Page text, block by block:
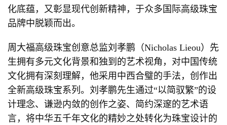
化底蕴，又彰显现代创新精神，于众多国际高级珠宝
品牌中脱颖而出。
周大福高级珠宝创意总监刘孝鹏（Nicholas Lieou）先
生拥有多元文化背景和独到的艺术视角，对中国传统
文化拥有深刻理解，他采用中西合璧的手法，创作出
全新高级珠宝系列。刘孝鹏先生通过“以简驭繁”的设
计理念、谦逊内敛的创作之姿、简约深邃的艺术语
言，将中华五千年文化的精妙之处转化为珠宝设计的